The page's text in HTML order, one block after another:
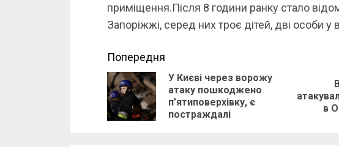
приміщення.Після 8 години ранку стало
Запоріжжі, серед них троє дітей, дві особи у
Continue
Reading
Попередня
Previous
У Києві через ворожу
атаку пошкоджено
п’ятиповерхівку, є
постраждалі
Next
в